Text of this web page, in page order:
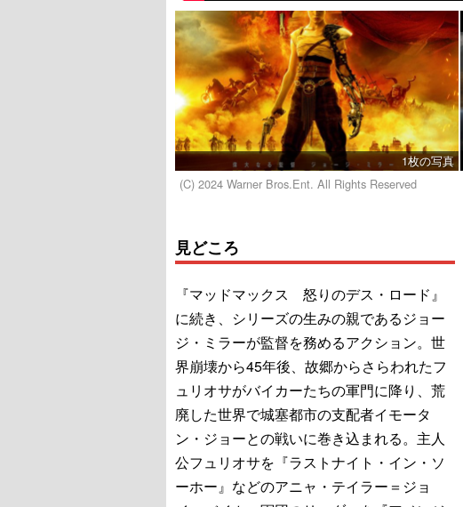
1枚の写真
(C) 2024 Warner Bros.Ent. All Rights Reserved
見どころ
『マッドマックス 怒りのデス・ロード』
に続き、シリーズの生みの親であるジョー
ジ・ミラーが監督を務めるアクション。世
界崩壊から45年後、故郷からさらわれたフ
ュリオサがバイカーたちの軍門に降り、荒
廃した世界で城塞都市の支配者イモータ
ン・ジョーとの戦いに巻き込まれる。主人
公フュリオサを『ラストナイト・イン・ソ
ーホー』などのアニャ・テイラー＝ジョ